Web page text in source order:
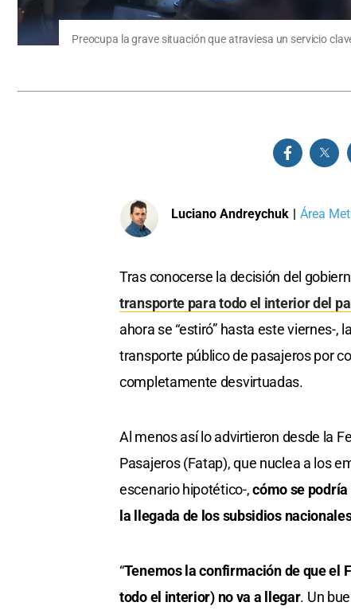
Preocupa la grave situación que atraviesa un servicio
Luciano Andreychuk | Área
Tras conocerse la decisión del
transporte para todo el interior del
ahora se “estiró” hasta este viernes-
transporte público de pasajeros por
completamente desvirtuadas.
Al menos así lo advirtieron desde la
Pasajeros (Fatap), que nuclea a los
escenario hipotético-,cómo se
la llegada de los subsidios
“Tenemos la confirmación de que el
todo el interior) no va a llegar. Un